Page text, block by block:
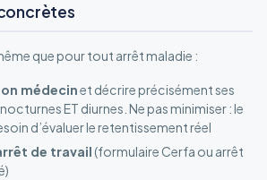
que pour tout arrêt maladie :
médecinet décrire précisément ses
ET diurnes. Ne pas minimiser : le
d’évaluer le retentissement réel
de travail (formulaire Cerfa ou arrêt